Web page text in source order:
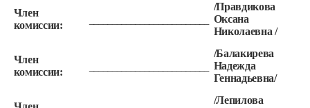
Член
комиссии:
/Правдикова
Оксана
Николаевна /
Член
комиссии:
/Балакирева
Надежда
Геннадьевна/
/Лепилова